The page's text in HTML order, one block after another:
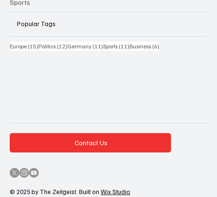
Sports
Popular Tags
Europe (15)15 Beiträge
Politics (12)12 Beiträge
Germany (11)11 Beiträge
Sports (11)11 Beiträge
Business (6)
© 2025 by The Zeitgeist. Built on Wix Studio
Contact Us